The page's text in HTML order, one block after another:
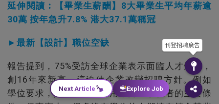
延伸閱讀︰【畢業生薪酬】8大畢業生平均年薪逾
30萬 按年急升7.8% 港大37.1萬稱冠
►最新【設計】職位空缺
報告提到，75%受訪全球企業表示面臨人才短缺，
創16年來新高，這迫使企業改變招聘方針。例如
學位要求，是大部分企業用來篩選求職者的主要條
刊登招聘廣告
Next Article Explore Job